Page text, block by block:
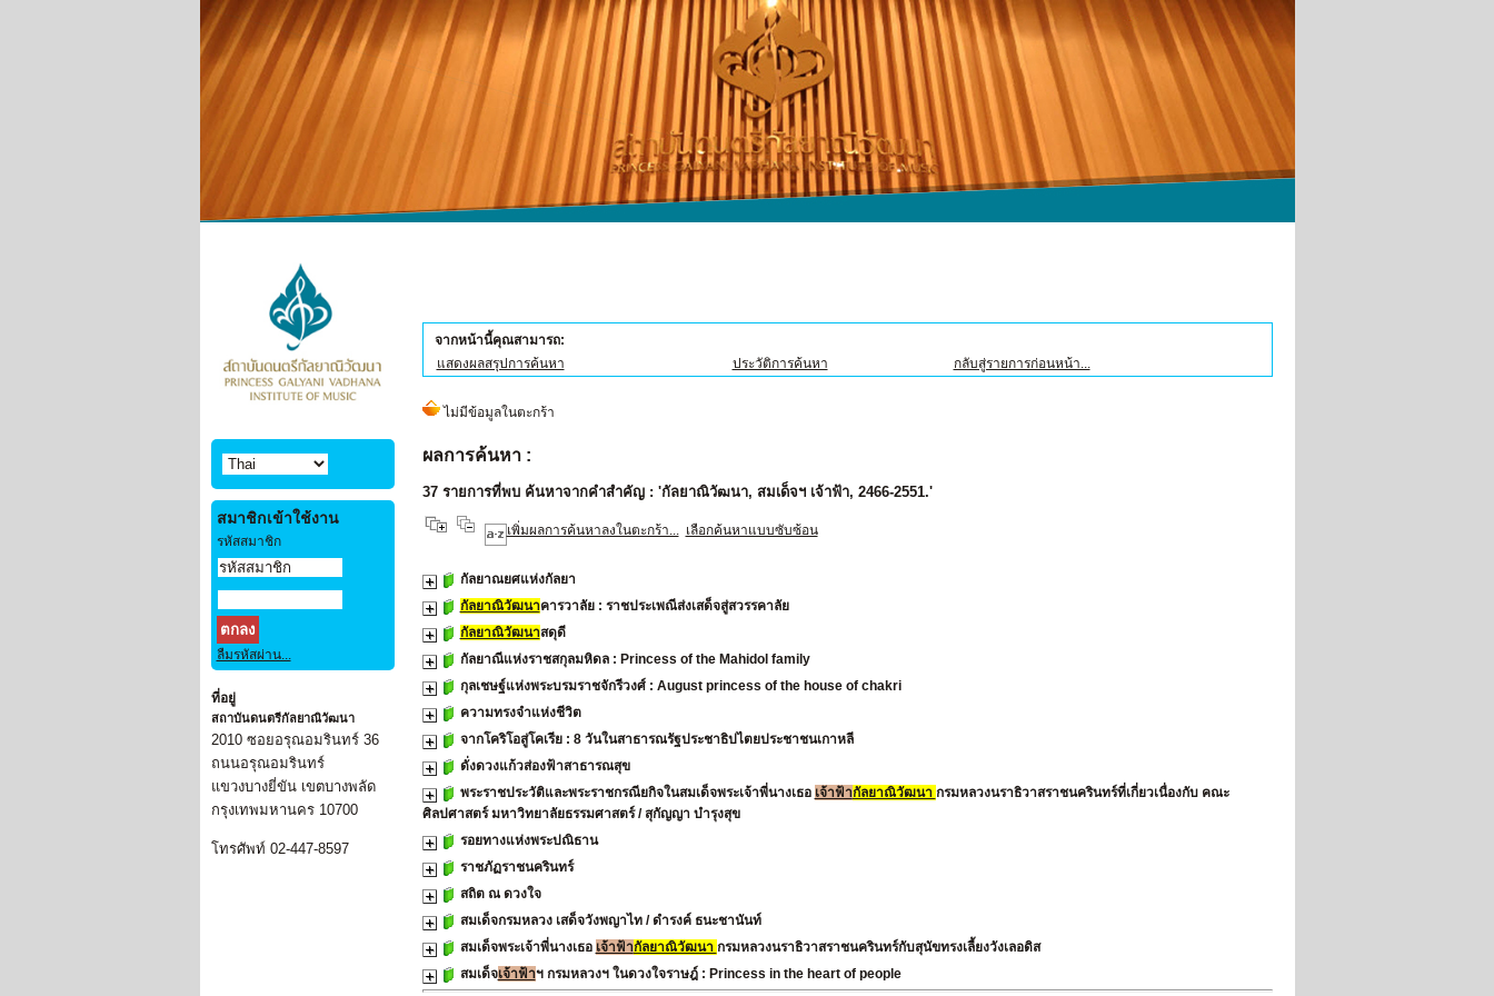
จากหน้านี้คุณสามารถ:
แสดงผลสรุปการค้นหา
ประวัติการค้นหา กลับสู่รายการก่อนหน้า...
ผลการค้นหา :
37 รายการที่พบ ค้นหาจากคำสำคัญ : 'กัลยาณิวัฒนา, สมเด็จฯ เจ้าฟ้า, 2466-2551.'
เพิ่มผลการค้นหาลงในตะกร้า... เลือกค้นหาแบบซับซ้อน
กัลยาณยศแห่งกัลยา
กัลยาณิวัฒนาคารวาลัย : ราชประเพณีส่งเสด็จสู่สวรรคาลัย
กัลยาณิวัฒนาสดุดี
กัลยาณีแห่งราชสกุลมหิดล : Princess of the Mahidol family
กุลเชษฐ์แห่งพระบรมราชจักรีวงศ์ : August princess of the house of chakri
ความทรงจำแห่งชีวิต
จากโคริโอสู่โคเรีย : 8 วันในสาธารณรัฐประชาธิปไตยประชาชนเกาหลี
ดั่งดวงแก้วส่องฟ้าสาธารณสุข
พระราชประวัติและพระราชกรณียกิจในสมเด็จพระเจ้าพี่นางเธอ เจ้าฟ้ากัลยาณิวัฒนา กรมหลวงนราธิวาสราชนครินทร์ที่เกี่ยวเนื่องกับ คณะ
ศิลปศาสตร์ มหาวิทยาลัยธรรมศาสตร์/ สุกัญญา บำรุงสุข
รอยทางแห่งพระปณิธาน
ราชภัฏราชนครินทร์
สถิต ณ ดวงใจ
สมเด็จกรมหลวง เสด็จวังพญาไท/ ดำรงค์ ธนะชานันท์
สมเด็จพระเจ้าพี่นางเธอ เจ้าฟ้ากัลยาณิวัฒนา กรมหลวงนราธิวาสราชนครินทร์กับสุนัขทรงเลี้ยงวังเลอดิส
สมเด็จเจ้าฟ้าฯ กรมหลวงฯ ในดวงใจราษฎ์ : Princess in the heart of people
สมาชิกเข้าใช้งาน
รหัสสมาชิก
ลืมรหัสผ่าน...
ที่อยู่
สถาบันดนตรีกัลยาณิวัฒนา
2010 ซอยอรุณอมรินทร์ 36
ถนนอรุณอมรินทร์
แขวงบางยี่ขัน เขตบางพลัด
กรุงเทพมหานคร 10700
โทรศัพท์ 02-447-8597